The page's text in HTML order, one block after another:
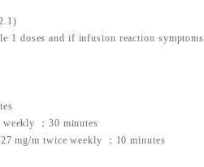
1 doses and if infusion reaction symptoms
；30 minutes
mg/m twice weekly ；10 minutes